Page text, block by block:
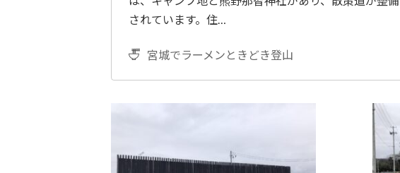
されています。住…
宮城でラーメンときどき登山